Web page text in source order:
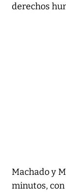
derechos
Machado y
minutos,